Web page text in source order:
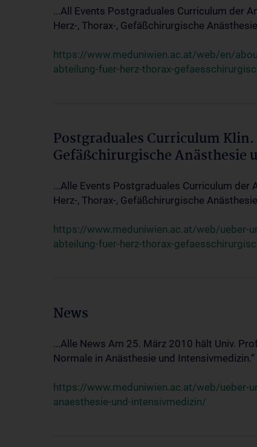
...All Events Postgraduales Curriculum der
Herz-, Thorax-, Gefäßchirurgische
https://www.meduniwien.ac.at/web/en/
abteilung-fuer-herz-thorax-
Postgraduales Curriculum
Gefäßchirurgische
...Alle Events Postgraduales Curriculum der
Herz-, Thorax-, Gefäßchirurgische
https://www.meduniwien.ac.at/web/ueber-
abteilung-fuer-herz-thorax-
News
...Alle News Am 25. März 2010 hält Univ.
Normale in Anästhesie und
https://www.meduniwien.ac.at/web/ueber-
anaesthesie-und-intensivmedizin/